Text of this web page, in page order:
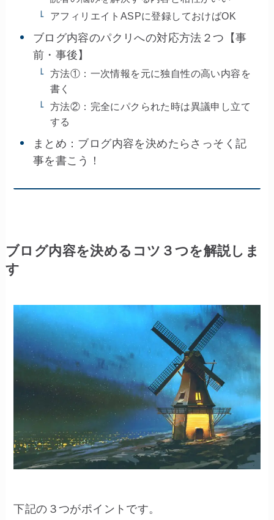
アフィリエイトASPに登録しておけばOK
ブログ内容のパクリへの対応方法２つ【事
前・事後】
方法①：一次情報を元に独自性の高い内容を
書く
方法②：完全にパクられた時は異議申し立て
する
まとめ：ブログ内容を決めたらさっそく記
事を書こう！
ブログ内容を決めるコツ３つを解説しま
す
下記の３つがポイントです。